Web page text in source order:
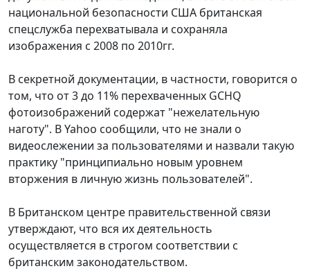
национальной безопасности США британская
спецслужба перехватывала и сохраняла
изображения с 2008 по 2010гг.
В секретной документации, в частности, говорится о
том, что от 3 до 11% перехваченных GCHQ
фотоизображений содержат "нежелательную
наготу". В Yahoo сообщили, что не знали о
видеослежении за пользователями и назвали такую
практику "принципиально новым уровнем
вторжения в личную жизнь пользователей".
В Британском центре правительственной связи
утверждают, что вся их деятельность
осуществляется в строгом соответствии с
британским законодательством.